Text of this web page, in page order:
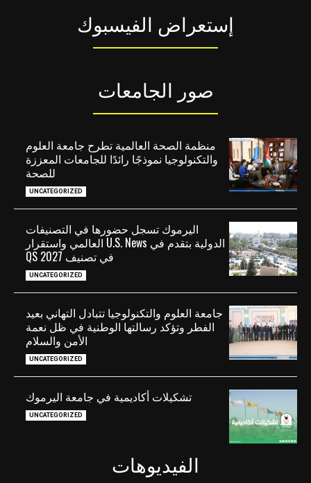
إستعراض الفيسبوك
صور الجامعات
منظمة الصحة العالمية تطرح جامعة العلوم
والتكنولوجيا نموذجًا رائدًا للجامعات المعززة
للصحة
UNCATEGORIZED
اليرموك تسجل حضورها في التصنيفات
الدولية بتقدم في U.S. News العالمي واستقرار
في تصنيف QS 2027
UNCATEGORIZED
جامعة العلوم والتكنولوجيا تتبادل التهاني بعيد
الفطر وتؤكد رسالتها الوطنية في ظل نعمة
الأمن والسلام
UNCATEGORIZED
تشكيلات أكاديمية في جامعة اليرموك
UNCATEGORIZED
الفيديوهات